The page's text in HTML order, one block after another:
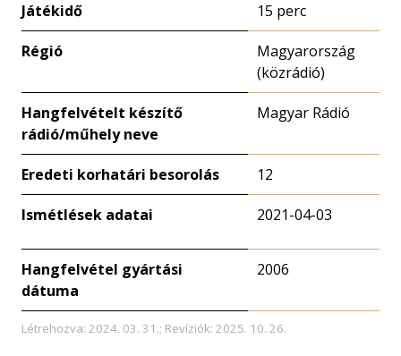
Játékidő 15 perc
Régió
Magyarország
(közrádió)
Hangfelvételt készítő
rádió/műhely neve
Magyar Rádió
Eredeti korhatári besorolás 12
Ismétlések adatai 2021-04-03
Hangfelvétel gyártási
dátuma
2006
Létrehozva: 2024. 03. 31.; Revíziók: 2025. 10. 26.